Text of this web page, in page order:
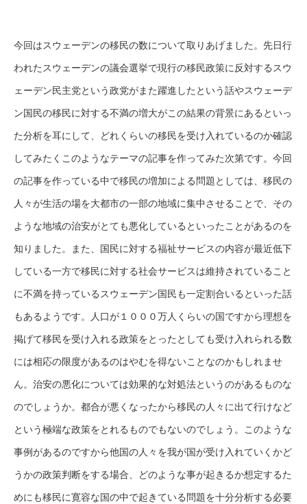
今回はスウェーデンの移民の数について取りあげました。先日行
われたスウェーデンの議会選挙で現行の移民政策に反対するスウ
ェーデン民主党という政党がまた躍進したという話やスウェーデ
ン国民の移民に対する不満の増大がこの結果の背景にあるといっ
た分析を耳にして、どれくらいの移民を受け入れているのか確認
してみたくこのようなテーマの記事を作ってみた次第です。今回
の記事を作っている中で移民の増加による問題としては、移民の
人々が生活の場を大都市の一部の地域に集中させることで、その
ような地域の治安がとても悪化しているといったことがあるのを
知りました。また、国民に対する福祉サービスの内容が最近低下
している一方で移民に対する社会サービスは維持されていること
に不満を持っているスウェーデン国民も一定割合いるといった話
もあるようです。人口が１０００万人くらいの国ですから理想を
掲げて移民を受け入れる政策をとったとしても受け入れられる数
には相応の限度があるのはやむを得ないことなのかもしれませ
ん。治安の悪化については効果的な対処法というのがあるものな
のでしょうか。都合が悪くなったから移民の人々に出て行けなど
という極端な政策をとれるものでもないのでしょう。このような
事例があるのですから他国の人々を我が国が受け入れていくかど
うかの政策判断をする場合、どのような事が起きるか想定するた
めにも移民に寛容な国の中で起きている問題を十分分析する必要